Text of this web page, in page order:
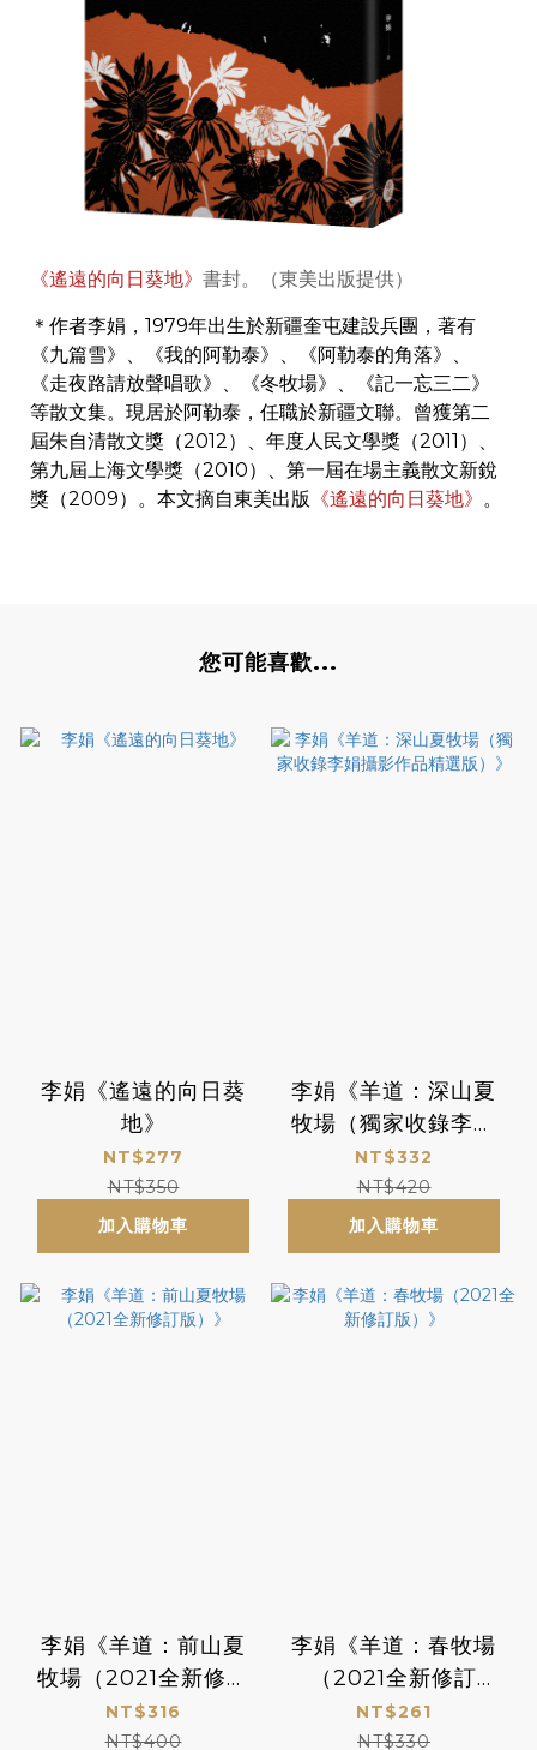
《遙遠的向日葵地》 書封。（東美出版提供）
＊作者李娟，1979年出生於新疆奎屯建設兵團，著有
《九篇雪》、《我的阿勒泰》、《阿勒泰的角落》、
《走夜路請放聲唱歌》、《冬牧場》、《記一忘三二》
等散文集。現居於阿勒泰，任職於新疆文聯。曾獲第二
屆朱自清散文獎（2012）、年度人民文學獎（2011）、
第九屆上海文學獎（2010）、第一屆在場主義散文新銳
獎（2009）。本文摘自東美出版 《遙遠的向日葵地》 。
您可能喜歡...
李娟《遙遠的向日葵
地》
NT$277
NT$350
加入購物車
李娟《羊道：深山夏
牧場（獨家收錄李娟
攝影作品精選版）》
NT$332
NT$420
加入購物車
李娟《羊道：前山夏
牧場（2021全新修訂
版）》
NT$316
NT$400
李娟《羊道：春牧場
（2021全新修訂
版）》
NT$261
NT$330